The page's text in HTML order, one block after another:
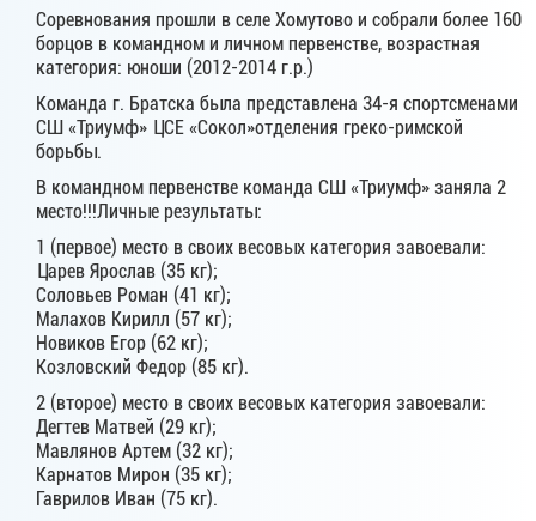
Соревнования прошли в селе Хомутово и собрали более 160
борцов в командном и личном первенстве, возрастная
категория: юноши (2012-2014 г.р.)
Команда г. Братска была представлена 34-я спортсменами
СШ «Триумф» ЦСЕ «Сокол»отделения греко-римской
борьбы.
В командном первенстве команда СШ «Триумф» заняла 2
место!!!Личные результаты:
1 (первое) место в своих весовых категория завоевали:
Царев Ярослав (35 кг);
Соловьев Роман (41 кг);
Малахов Кирилл (57 кг);
Новиков Егор (62 кг);
Козловский Федор (85 кг).
2 (второе) место в своих весовых категория завоевали:
Дегтев Матвей (29 кг);
Мавлянов Артем (32 кг);
Карнатов Мирон (35 кг);
Гаврилов Иван (75 кг).